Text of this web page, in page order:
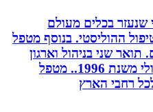
בכלים מעולם
ההוליסטי. בנוסף מטפל
שני בניהול וארגון
מערכות חינוך. ניסיון טיפולי משנת 1996.. מטפל
הארץ